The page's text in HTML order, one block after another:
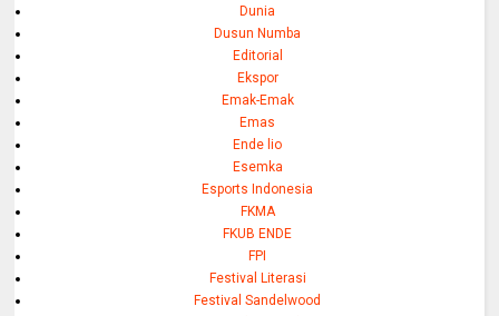
Dunia
Dusun Numba
Editorial
Ekspor
Emak-Emak
Emas
Ende lio
Esemka
Esports Indonesia
FKMA
FKUB ENDE
FPI
Festival Literasi
Festival Sandelwood